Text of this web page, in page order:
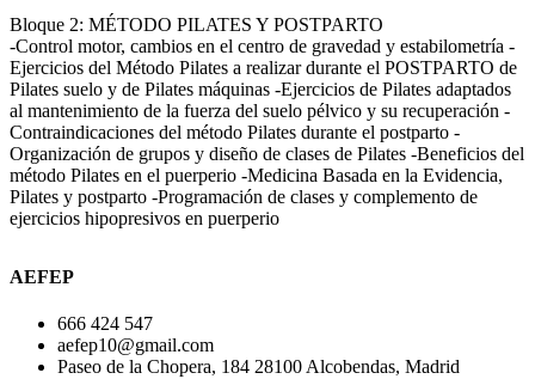
Bloque 2: MÉTODO PILATES Y POSTPARTO
-Control motor, cambios en el centro de gravedad y estabilometría -
Ejercicios del Método Pilates a realizar durante el POSTPARTO de
Pilates suelo y de Pilates máquinas -Ejercicios de Pilates adaptados
al mantenimiento de la fuerza del suelo pélvico y su recuperación -
Contraindicaciones del método Pilates durante el postparto -
Organización de grupos y diseño de clases de Pilates -Beneficios del
método Pilates en el puerperio -Medicina Basada en la Evidencia,
Pilates y postparto -Programación de clases y complemento de
ejercicios hipopresivos en puerperio
AEFEP
666 424 547
aefep10@gmail.com
Paseo de la Chopera, 184 28100 Alcobendas, Madrid